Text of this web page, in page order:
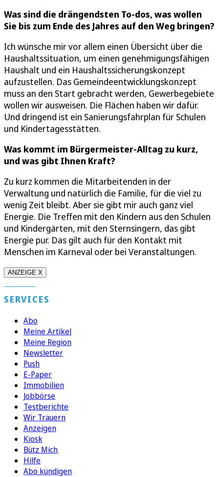
Was sind die drängendsten To-dos, was wollen
Sie bis zum Ende des Jahres auf den Weg bringen?
Ich wünsche mir vor allem einen Übersicht über die
Haushaltssituation, um einen genehmigungsfähigen
Haushalt und ein Haushaltssicherungskonzept
aufzustellen. Das Gemeindeentwicklungskonzept
muss an den Start gebracht werden, Gewerbegebiete
wollen wir ausweisen. Die Flächen haben wir dafür.
Und dringend ist ein Sanierungsfahrplan für Schulen
und Kindertagesstätten.
Was kommt im Bürgermeister-Alltag zu kurz,
und was gibt Ihnen Kraft?
Zu kurz kommen die Mitarbeitenden in der
Verwaltung und natürlich die Familie, für die viel zu
wenig Zeit bleibt. Aber sie gibt mir auch ganz viel
Energie. Die Treffen mit den Kindern aus den Schulen
und Kindergärten, mit den Sternsingern, das gibt
Energie pur. Das gilt auch für den Kontakt mit
Menschen im Karneval oder bei Veranstaltungen.
ANZEIGE X
SERVICES
Abo
Meine Artikel
Meine Region
Newsletter
Push
E-Paper
Immobilien
Jobbörse
Testberichte
Wir Trauern
Anzeigen
Kiosk
Bütz Mich
Hilfe
Abo kündigen